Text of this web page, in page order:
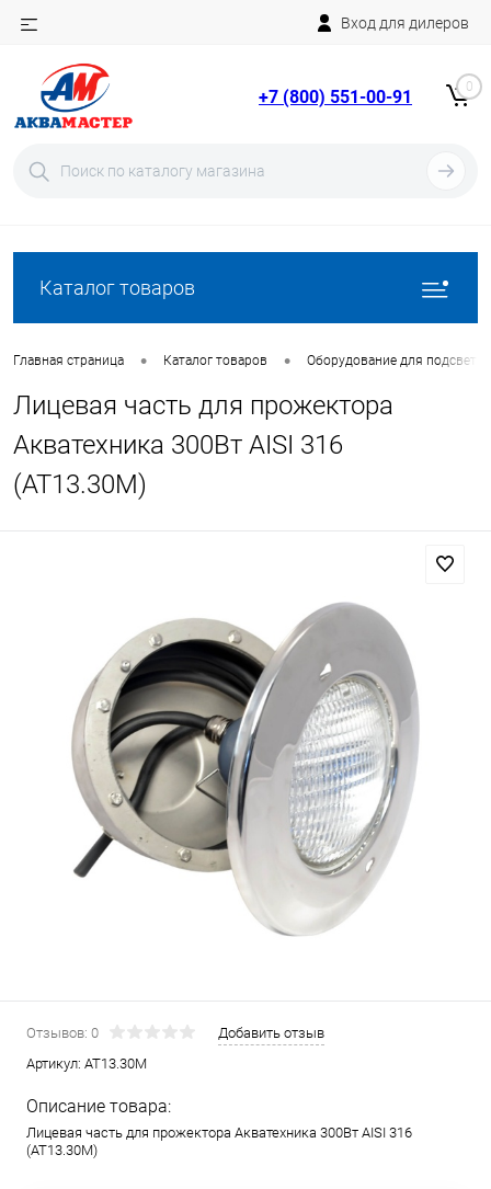
Вход для дилеров
+7 (800) 551-00-91 0
Каталог товаров
Главная страница • Каталог товаров • Оборудование для
Лицевая часть для прожектора
Акватехника 300Вт AISI 316
(AT13.30M)
Отзывов: 0
Добавить отзыв
Артикул: AT13.30M
Описание товара:
Лицевая часть для прожектора Акватехника 300Вт AISI 316
(AT13.30M)